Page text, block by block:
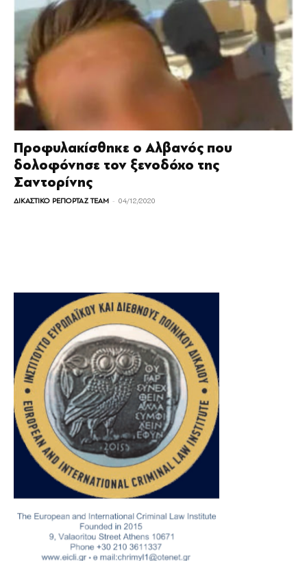
Προφυλακίσθηκε ο Αλβανός που
δολοφόνησε τον ξενοδόχο της
Σαντορίνης
ΔΙΚΑΣΤΙΚΟ ΡΕΠΟΡΤΑΖ TEAM - 04/12/2020